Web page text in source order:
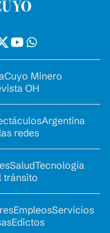
Cuyo Minero
OH
Argentina
redes
SaludTecnología
tránsito
EmpleosServicios
Edictos